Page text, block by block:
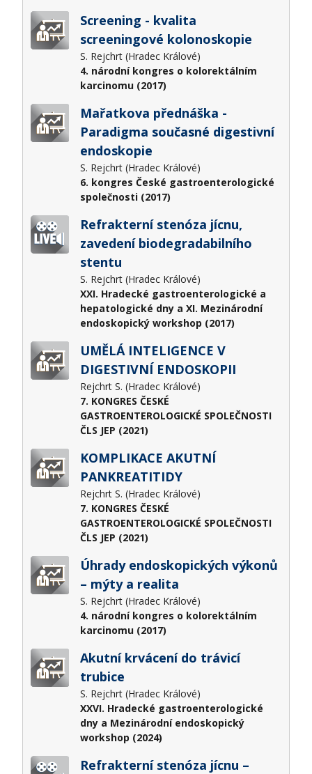
Screening - kvalita
screeningové kolonoskopie
S. Rejchrt (Hradec Králové)
4. národní kongres o kolorektálním
karcinomu (2017)
Mařatkova přednáška -
Paradigma současné digestivní
endoskopie
S. Rejchrt (Hradec Králové)
6. kongres České gastroenterologické
společnosti (2017)
Refrakterní stenóza jícnu,
zavedení biodegradabilního
stentu
S. Rejchrt (Hradec Králové)
XXI. Hradecké gastroenterologické a
hepatologické dny a XI. Mezinárodní
endoskopický workshop (2017)
UMĚLÁ INTELIGENCE V
DIGESTIVNÍ ENDOSKOPII
Rejchrt S. (Hradec Králové)
7. KONGRES ČESKÉ
GASTROENTEROLOGICKÉ SPOLEČNOSTI
ČLS JEP (2021)
KOMPLIKACE AKUTNÍ
PANKREATITIDY
Rejchrt S. (Hradec Králové)
7. KONGRES ČESKÉ
GASTROENTEROLOGICKÉ SPOLEČNOSTI
ČLS JEP (2021)
Úhrady endoskopických výkonů
– mýty a realita
S. Rejchrt (Hradec Králové)
4. národní kongres o kolorektálním
karcinomu (2017)
Akutní krvácení do trávicí
trubice
S. Rejchrt (Hradec Králové)
XXVI. Hradecké gastroenterologické
dny a Mezinárodní endoskopický
workshop (2024)
Refrakterní stenóza jícnu –